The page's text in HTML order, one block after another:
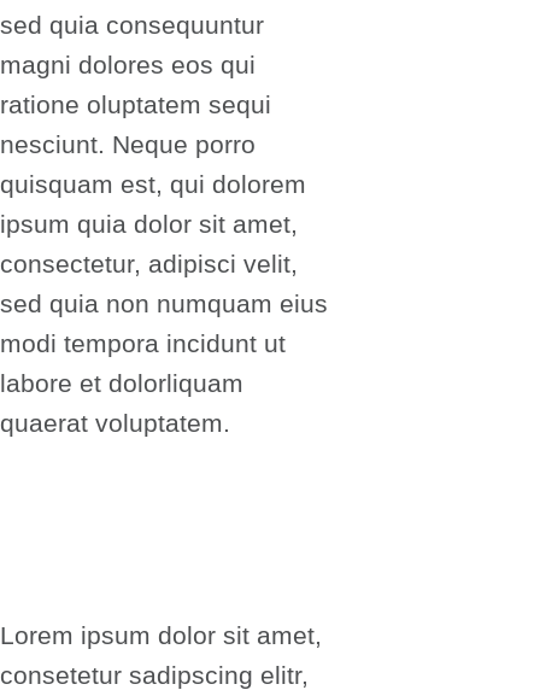
sed quia consequuntur
magni dolores eos qui
ratione oluptatem sequi
nesciunt. Neque porro
quisquam est, qui dolorem
ipsum quia dolor sit amet,
consectetur, adipisci velit,
sed quia non numquam eius
modi tempora incidunt ut
labore et dolorliquam
quaerat voluptatem.
Lorem ipsum dolor sit amet,
consetetur sadipscing elitr,